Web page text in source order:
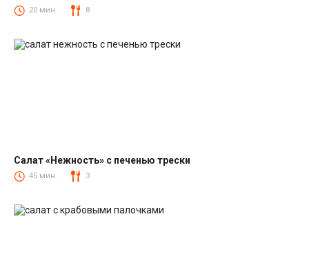
Салаты со шпротами
20 мин. 8
Салаты из печени трески
Салат «Нежность» с печенью трески
45 мин. 3